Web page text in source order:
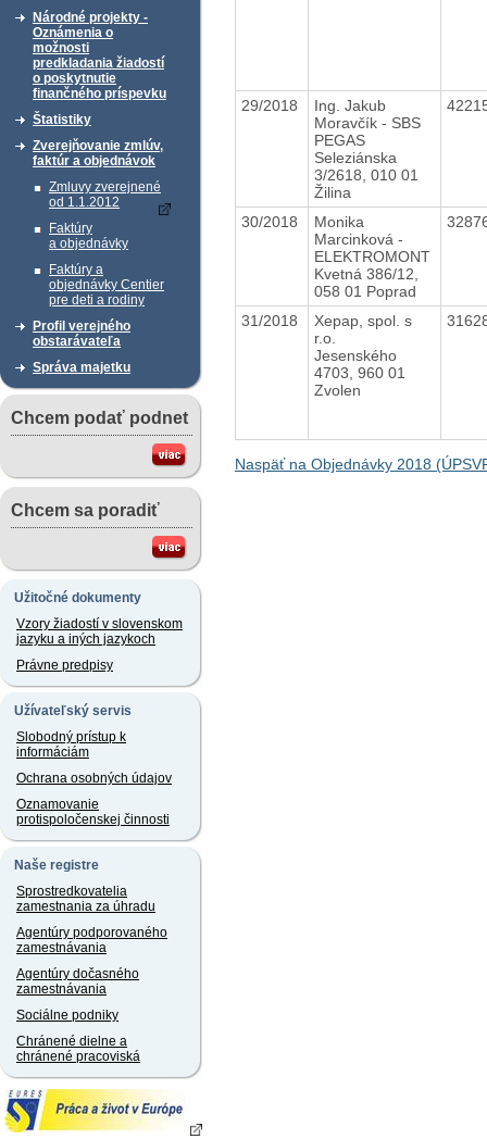
Národné projekty -
Oznámenia o
možnosti
predkladania žiadostí
o poskytnutie
finančného príspevku
Štatistiky
Zverejňovanie zmlúv,
faktúr a objednávok
Zmluvy zverejnené
od 1.1.2012
Faktúry
a objednávky
Faktúry a
objednávky Centier
pre deti a rodiny
Profil verejného
obstarávateľa
Správa majetku
Chcem podať podnet
Chcem sa poradiť
Užitočné dokumenty
Vzory žiadostí v slovenskom
jazyku a iných jazykoch
Právne predpisy
Užívateľský servis
Slobodný prístup k
informáciám
Ochrana osobných údajov
Oznamovanie
protispoločenskej činnosti
Naše registre
Sprostredkovatelia
zamestnania za úhradu
Agentúry podporovaného
zamestnávania
Agentúry dočasného
zamestnávania
Sociálne podniky
Chránené dielne a
chránené pracoviská
29/2018
Ing. Jakub
Moravčík - SBS
PEGAS
Seleziánska
3/2618, 010 01
Žilina
30/2018
Monika
Marcinková -
ELEKTROMONT
Kvetná 386/12,
058 01 Poprad
31/2018
Xepap, spol. s
r.o.
Jesenského
4703, 960 01
Zvolen
Naspäť na Objednávky 2018